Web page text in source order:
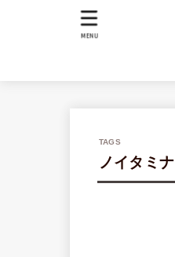
MENU
ノイタミナ